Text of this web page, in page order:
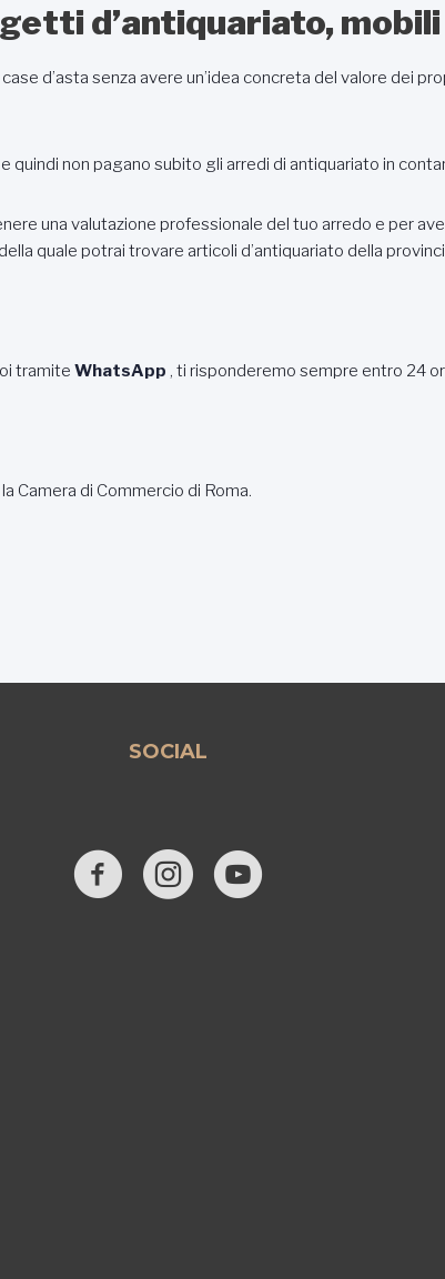
d’antiquariato,
d’asta senza avere un’idea concreta del valore dei
quindi non pagano subito gli arredi di antiquariato in
una valutazione professionale del tuo arredo e per
quale potrai trovare articoli d’antiquariato della
tramite WhatsApp , ti risponderemo sempre entro 24
Camera di Commercio di Roma.
SOCIAL